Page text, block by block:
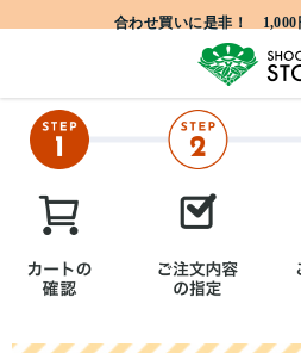
合わせ買いに是非！ 1,000